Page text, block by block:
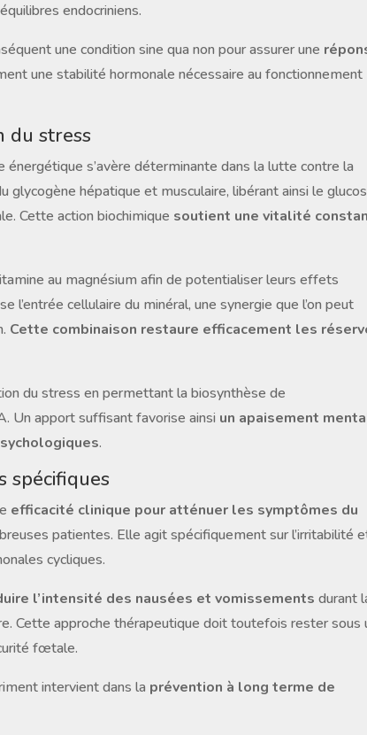
endocriniens.
une condition sine qua non pour assurer une
une stabilité hormonale nécessaire au fonctionnement
du stress
s’avère déterminante dans la lutte contre la
glycogène hépatique et musculaire, libérant ainsi le
Cette action biochimique soutient une vitalité
au magnésium afin de potentialiser leurs effets
cellulaire du minéral, une synergie que l’on peut
Cette combinaison restaure efficacement les
du stress en permettant la biosynthèse de
Un apport suffisant favorise ainsi un apaisement
.
spécifiques
efficacité clinique pour atténuer les symptômes du
patientes. Elle agit spécifiquement sur l’irritabilité
cycliques.
l’intensité des nausées et vomissements durant
Cette approche thérapeutique doit toutefois rester sous
fœtale.
intervient dans la prévention à long terme de